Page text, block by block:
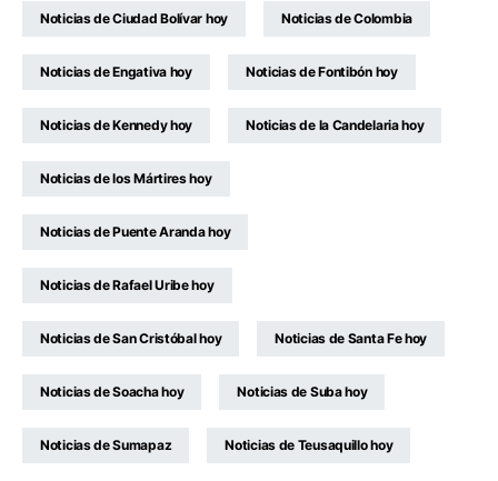
Noticias de Ciudad Bolívar hoy Noticias de Colombia
Noticias de Engativa hoy Noticias de Fontibón hoy
Noticias de Kennedy hoy Noticias de la Candelaria hoy
Noticias de los Mártires hoy
Noticias de Puente Aranda hoy
Noticias de Rafael Uribe hoy
Noticias de San Cristóbal hoy Noticias de Santa Fe hoy
Noticias de Soacha hoy Noticias de Suba hoy
Noticias de Sumapaz Noticias de Teusaquillo hoy